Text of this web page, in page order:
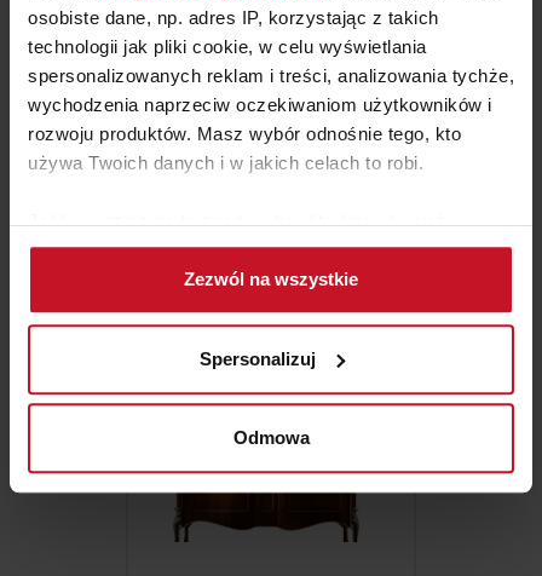
osobiste dane, np. adres IP, korzystając z takich
technologii jak pliki cookie, w celu wyświetlania
spersonalizowanych reklam i treści, analizowania tychże,
wychodzenia naprzeciw oczekiwaniom użytkowników i
rozwoju produktów. Masz wybór odnośnie tego, kto
używa Twoich danych i w jakich celach to robi.
Jeśli wyrazisz na to zgodę, chcielibyśmy również:
Gromadzić dane dotyczące Twojej lokalizacji
geograficznej z dokładnością nawet do kilku metrów
Identyfikować Twoje urządzenie, aktywnie
(fingerprinting, czyli wirtualny odcisk palca)
Dowiedz się więcej odnośnie tego, jak Twoje osobiste
dane są przetwarzane oraz ustaw własne preferencje w
zmienić lub wycofać swoją zgodę w dowolnej chwili.
Wykorzystujemy pliki cookie do spersonalizowania treści
Zezwól na wszystkie
Spersonalizuj
Odmowa
WITRYNA KW 704